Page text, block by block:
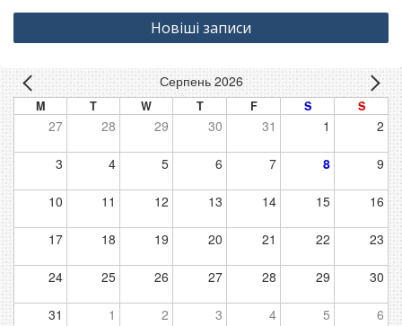
Навігація
за
записами
Новіші записи
Серпень 2026
M T W T F S S
27 28 29 30 31 1 2
3 4 5 6 7 8 9
10 11 12 13 14 15 16
17 18 19 20 21 22 23
24 25 26 27 28 29 30
31 1 2 3 4 5 6